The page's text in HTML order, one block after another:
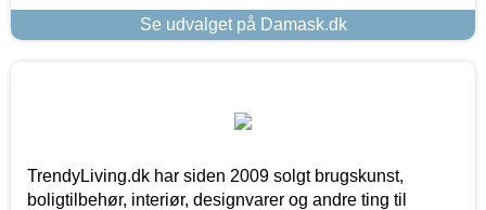
Se udvalget på Damask.dk
TrendyLiving.dk har siden 2009 solgt brugskunst,
boligtilbehør, interiør, designvarer og andre ting til